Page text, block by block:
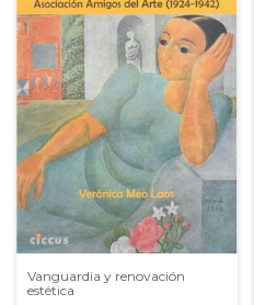
Vanguardia y renovación
estética